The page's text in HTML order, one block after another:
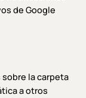
de Google
la carpeta
a otros